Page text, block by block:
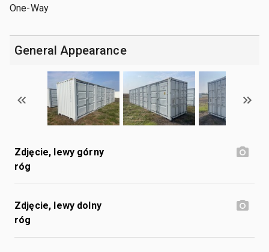
One-Way
General Appearance
Zdjęcie, lewy górny
róg
Zdjęcie, lewy dolny
róg